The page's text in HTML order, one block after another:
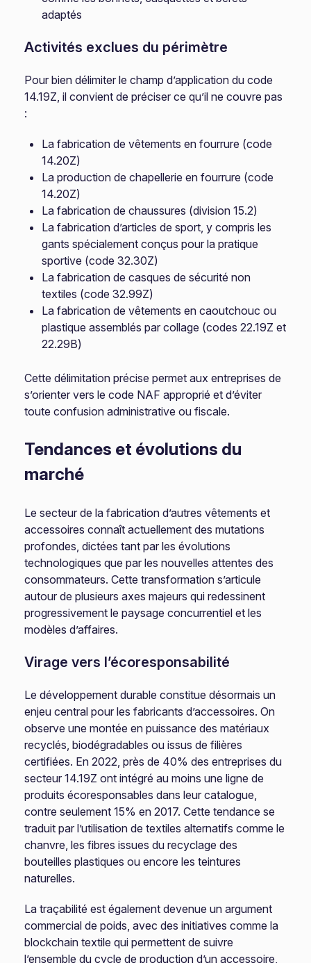
adaptés
Activités exclues du périmètre
Pour bien délimiter le champ d’application du code
14.19Z, il convient de préciser ce qu’il ne couvre pas
:
La fabrication de vêtements en fourrure (code
14.20Z)
La production de chapellerie en fourrure (code
14.20Z)
La fabrication de chaussures (division 15.2)
La fabrication d’articles de sport, y compris les
gants spécialement conçus pour la pratique
sportive (code 32.30Z)
La fabrication de casques de sécurité non
textiles (code 32.99Z)
La fabrication de vêtements en caoutchouc ou
plastique assemblés par collage (codes 22.19Z et
22.29B)
Cette délimitation précise permet aux entreprises de
s’orienter vers le code NAF approprié et d’éviter
toute confusion administrative ou fiscale.
Tendances et évolutions du
marché
Le secteur de la fabrication d’autres vêtements et
accessoires connaît actuellement des mutations
profondes, dictées tant par les évolutions
technologiques que par les nouvelles attentes des
consommateurs. Cette transformation s’articule
autour de plusieurs axes majeurs qui redessinent
progressivement le paysage concurrentiel et les
modèles d’affaires.
Virage vers l’écoresponsabilité
Le développement durable constitue désormais un
enjeu central pour les fabricants d’accessoires. On
observe une montée en puissance des matériaux
recyclés, biodégradables ou issus de filières
certifiées. En 2022, près de 40% des entreprises du
secteur 14.19Z ont intégré au moins une ligne de
produits écoresponsables dans leur catalogue,
contre seulement 15% en 2017. Cette tendance se
traduit par l’utilisation de textiles alternatifs comme le
chanvre, les fibres issues du recyclage des
bouteilles plastiques ou encore les teintures
naturelles.
La traçabilité est également devenue un argument
commercial de poids, avec des initiatives comme la
blockchain textile qui permettent de suivre
l’ensemble du cycle de production d’un accessoire,